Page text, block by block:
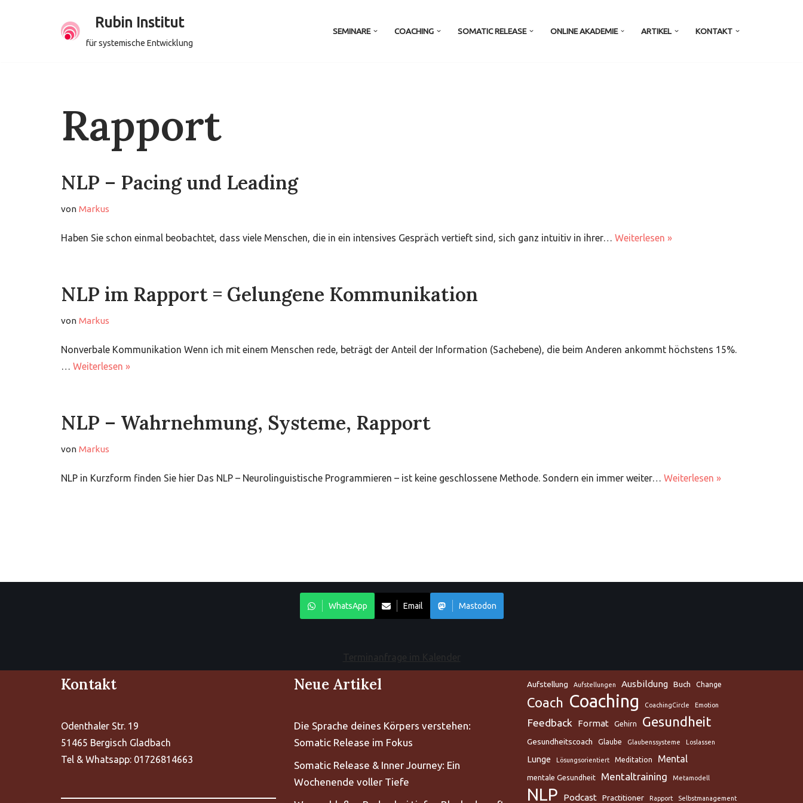
Rubin Institut
für systemische Entwicklung
SEMINARE COACHING SOMATIC RELEASE ONLINE AKADEMIE ARTIKEL KONTAKT
Rapport
NLP – Pacing und Leading
von Markus
Haben Sie schon einmal beobachtet, dass viele Menschen, die in ein intensives Gespräch vertieft sind, sich ganz intuitiv in ihrer… Weiterlesen »
NLP im Rapport = Gelungene Kommunikation
von Markus
Nonverbale Kommunikation Wenn ich mit einem Menschen rede, beträgt der Anteil der Information (Sachebene), die beim Anderen ankommt höchstens 15%.
… Weiterlesen »
NLP – Wahrnehmung, Systeme, Rapport
von Markus
NLP in Kurzform finden Sie hier Das NLP – Neurolinguistische Programmieren – ist keine geschlossene Methode. Sondern ein immer weiter… Weiterlesen »
WhatsApp Email Mastodon
Terminanfrage im Kalender
Kontakt
Odenthaler Str. 19
51465 Bergisch Gladbach
Tel & Whatsapp: 01726814663
Neue Artikel
Die Sprache deines Körpers verstehen:
Somatic Release im Fokus
Somatic Release & Inner Journey: Ein
Wochenende voller Tiefe
Aufstellung Aufstellungen Ausbildung Buch Change
Coach Coaching CoachingCircle Emotion
Feedback Format Gehirn Gesundheit
Gesundheitscoach Glaube Glaubenssysteme Loslassen
Lunge Lösungsorientiert Meditation Mental
mentale Gesundheit Mentaltraining Metamodell
NLP Podcast Practitioner Rapport Selbstmanagement